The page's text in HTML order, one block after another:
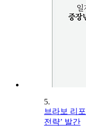
5.
브라보 리
전략’ 발간